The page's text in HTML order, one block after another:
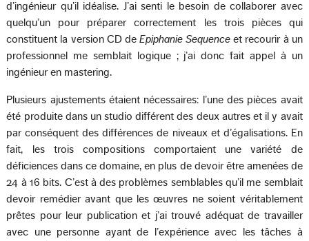
d’ingénieur qu’il idéalise. J’ai senti le besoin de collaborer avec
quelqu’un pour préparer correctement les trois pièces qui
constituent la version CD de Epiphanie Sequence et recourir à un
professionnel me semblait logique ; j’ai donc fait appel à un
ingénieur en mastering.
Plusieurs ajustements étaient nécessaires: l’une des pièces avait
été produite dans un studio différent des deux autres et il y avait
par conséquent des différences de niveaux et d’égalisations. En
fait, les trois compositions comportaient une variété de
déficiences dans ce domaine, en plus de devoir être amenées de
24 à 16 bits. C’est à des problèmes semblables qu’il me semblait
devoir remédier avant que les œuvres ne soient véritablement
prêtes pour leur publication et j’ai trouvé adéquat de travailler
avec une personne ayant de l’expérience avec les tâches à